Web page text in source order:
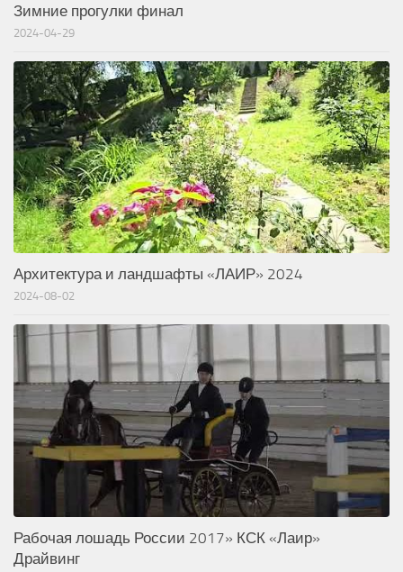
Зимние прогулки финал
2024-04-29
Архитектура и ландшафты «ЛАИР» 2024
2024-08-02
Рабочая лошадь России 2017» КСК «Лаир»
Драйвинг